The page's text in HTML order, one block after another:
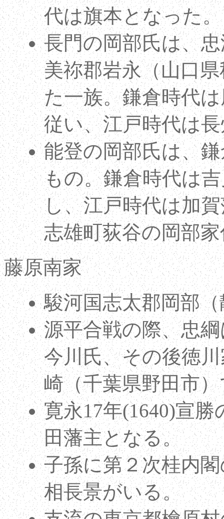
代は旗本となった。
長門の岡部氏は、
美祢郡岩永（山口
た一族。鎌倉時代
従い、江戸時代は
能登の岡部氏は、
もの。鎌倉時代は
し、江戸時代は加
志雄町荻谷の岡部
藤原南家
駿河国志太郡岡部
源平合戦の際、忠
今川氏、その後徳
崎（千葉県野田市
寛永17年(1640)宣
田藩主となる。
子孫に第２次桂内
相長景がいる。